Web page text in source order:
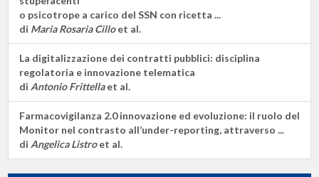
o psicotrope a carico del SSN con ricetta ...
di Maria Rosaria Cilloet al.
La digitalizzazione dei contratti pubblici: disciplina
regolatoria e innovazione telematica
di Antonio Frittellaet al.
Farmacovigilanza 2.0 innovazione ed evoluzione: il ruolo del
Monitor nel contrasto all’under-reporting, attraverso ...
di Angelica Listroet al.